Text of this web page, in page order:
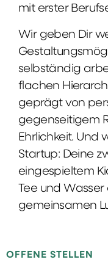
mit erster
Wir geben Dir
selbständig
flachen
geprägt von
gegenseitigem
Ehrlichkeit. Und
Startup: Deine
eingespieltem
Tee und
gemeinsamen
OFFENE STELLEN